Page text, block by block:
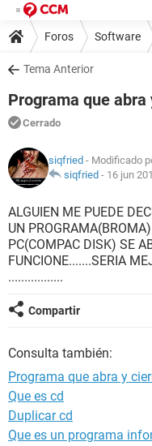
Foros Software
Tema Anterior
Programa que
Cerrado
siqfried - Modificado
siqfried - 16 jun
ALGUIEN ME PUEDE
UN
PC(COMPAC DISK) SE
FUNCIONE.......SERIA
.................
Compartir
Consulta también:
Programa que abra y
Que es cd
Duplicar cd
Que es un programa